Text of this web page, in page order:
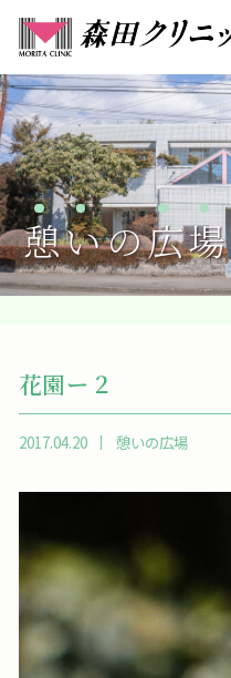
憩いの広場
花園ー２
2017.04.20 憩いの広場